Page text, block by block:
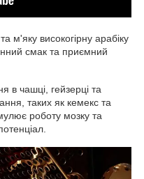
м'яку високогірну арабіку
смак та приємний
в чашці, гейзерці та
таких як кемекс та
роботу мозку та